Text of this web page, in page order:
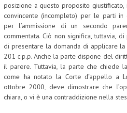
posizione a questo proposito
convincente (incompleto) per le parti in
per l’ammissione di un secondo
commentata. Ciò non significa, tuttavia,
di presentare la domanda di applicare
201 c.p.p. Anche la parte dispone del
il parere. Tuttavia, la parte che chiede
come ha notato la Corte d’appello a
ottobre 2000, deve dimostrare che
chiara, o vi è una contraddizione nella